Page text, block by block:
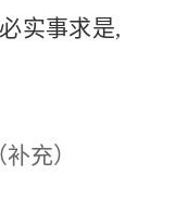
实事求是,
充）